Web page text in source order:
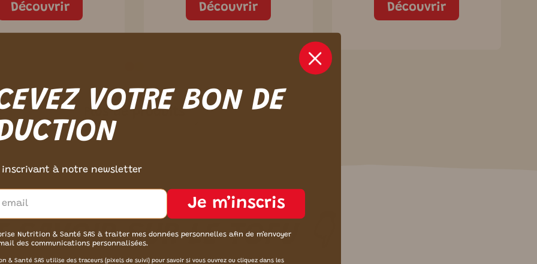
Découvrir Découvrir Découvrir
Plus de produits
SAVOIR SUR LE TOFU 👇
VOTRE BON DE
inscrivant à notre newsletter
Je m’inscris
Nutrition & Santé SAS à traiter mes données personnelles afin de m’envoyer
des communications personnalisées.
& Santé SAS utilise des traceurs (pixels de suivi) pour savoir si vous ouvrez ou cliquez dans les